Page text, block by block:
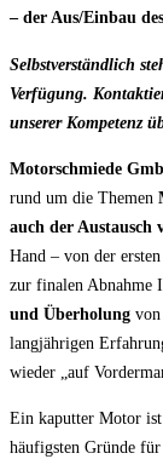
– der Aus/Einbau
Selbstverständlich
Verfügung.
unserer Kompetenz
Motorschmiede
rund um die Themen
auch der Austausch
Hand – von der
zur finalen Abnahme
und Überholung
langjährigen
wieder „auf
Ein kaputter Motor ist
häufigsten Gründe